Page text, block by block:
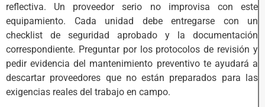
reflectiva. Un proveedor serio no improvisa con este
equipamiento. Cada unidad debe entregarse con un
checklist de seguridad aprobado y la documentación
correspondiente. Preguntar por los protocolos de revisión y
pedir evidencia del mantenimiento preventivo te ayudará a
descartar proveedores que no están preparados para las
exigencias reales del trabajo en campo.